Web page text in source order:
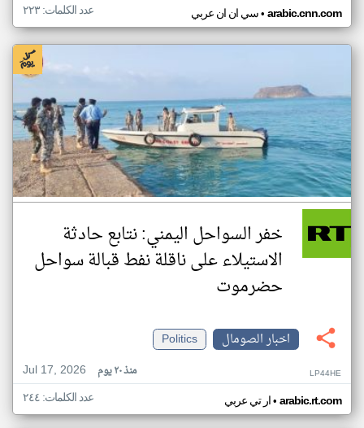
سي ان ان عربي• arabic.cnn.com عدد الكلمات: ٢٢٣
خفر السواحل اليمني: نتابع حادثة
الاستيلاء على ناقلة نفط قبالة سواحل
حضرموت
اخبار الصومال
Politics
Jul 17, 2026
منذ ٢٠ يوم LP44HE
ار تي عربي• arabic.rt.com عدد الكلمات: ٢٤٤